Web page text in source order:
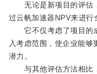
无论是新项目的评估
过云帆加速器NPV来进行
它不仅考虑了项目的
入考虑范围，使企业能够
潜力。
与其他评估方法相比